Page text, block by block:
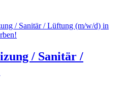
/ Sanitär /